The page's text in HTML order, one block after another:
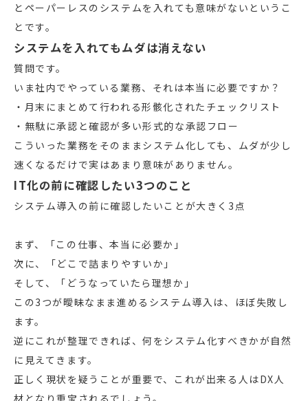
とペーパーレスのシステムを入れても意味がないというこ
とです。
システムを入れてもムダは消えない
質問です。
いま社内でやっている業務、それは本当に必要ですか？
・月末にまとめて行われる形骸化されたチェックリスト
・無駄に承認と確認が多い形式的な承認フロー
こういった業務をそのままシステム化しても、ムダが少し
速くなるだけで実はあまり意味がありません。
IT化の前に確認したい3つのこと
システム導入の前に確認したいことが大きく3点
まず、「この仕事、本当に必要か」
次に、「どこで詰まりやすいか」
そして、「どうなっていたら理想か」
この3つが曖昧なまま進めるシステム導入は、ほぼ失敗し
ます。
逆にこれが整理できれば、何をシステム化すべきかが自然
に見えてきます。
正しく現状を疑うことが重要で、これが出来る人はDX人
材となり重宝されるでしょう。